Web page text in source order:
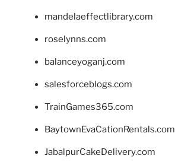
mandelaeffectlibrary.com
roselynns.com
balanceyoganj.com
salesforceblogs.com
TrainGames365.com
BaytownEvaCationRentals.com
JabalpurCakeDelivery.com